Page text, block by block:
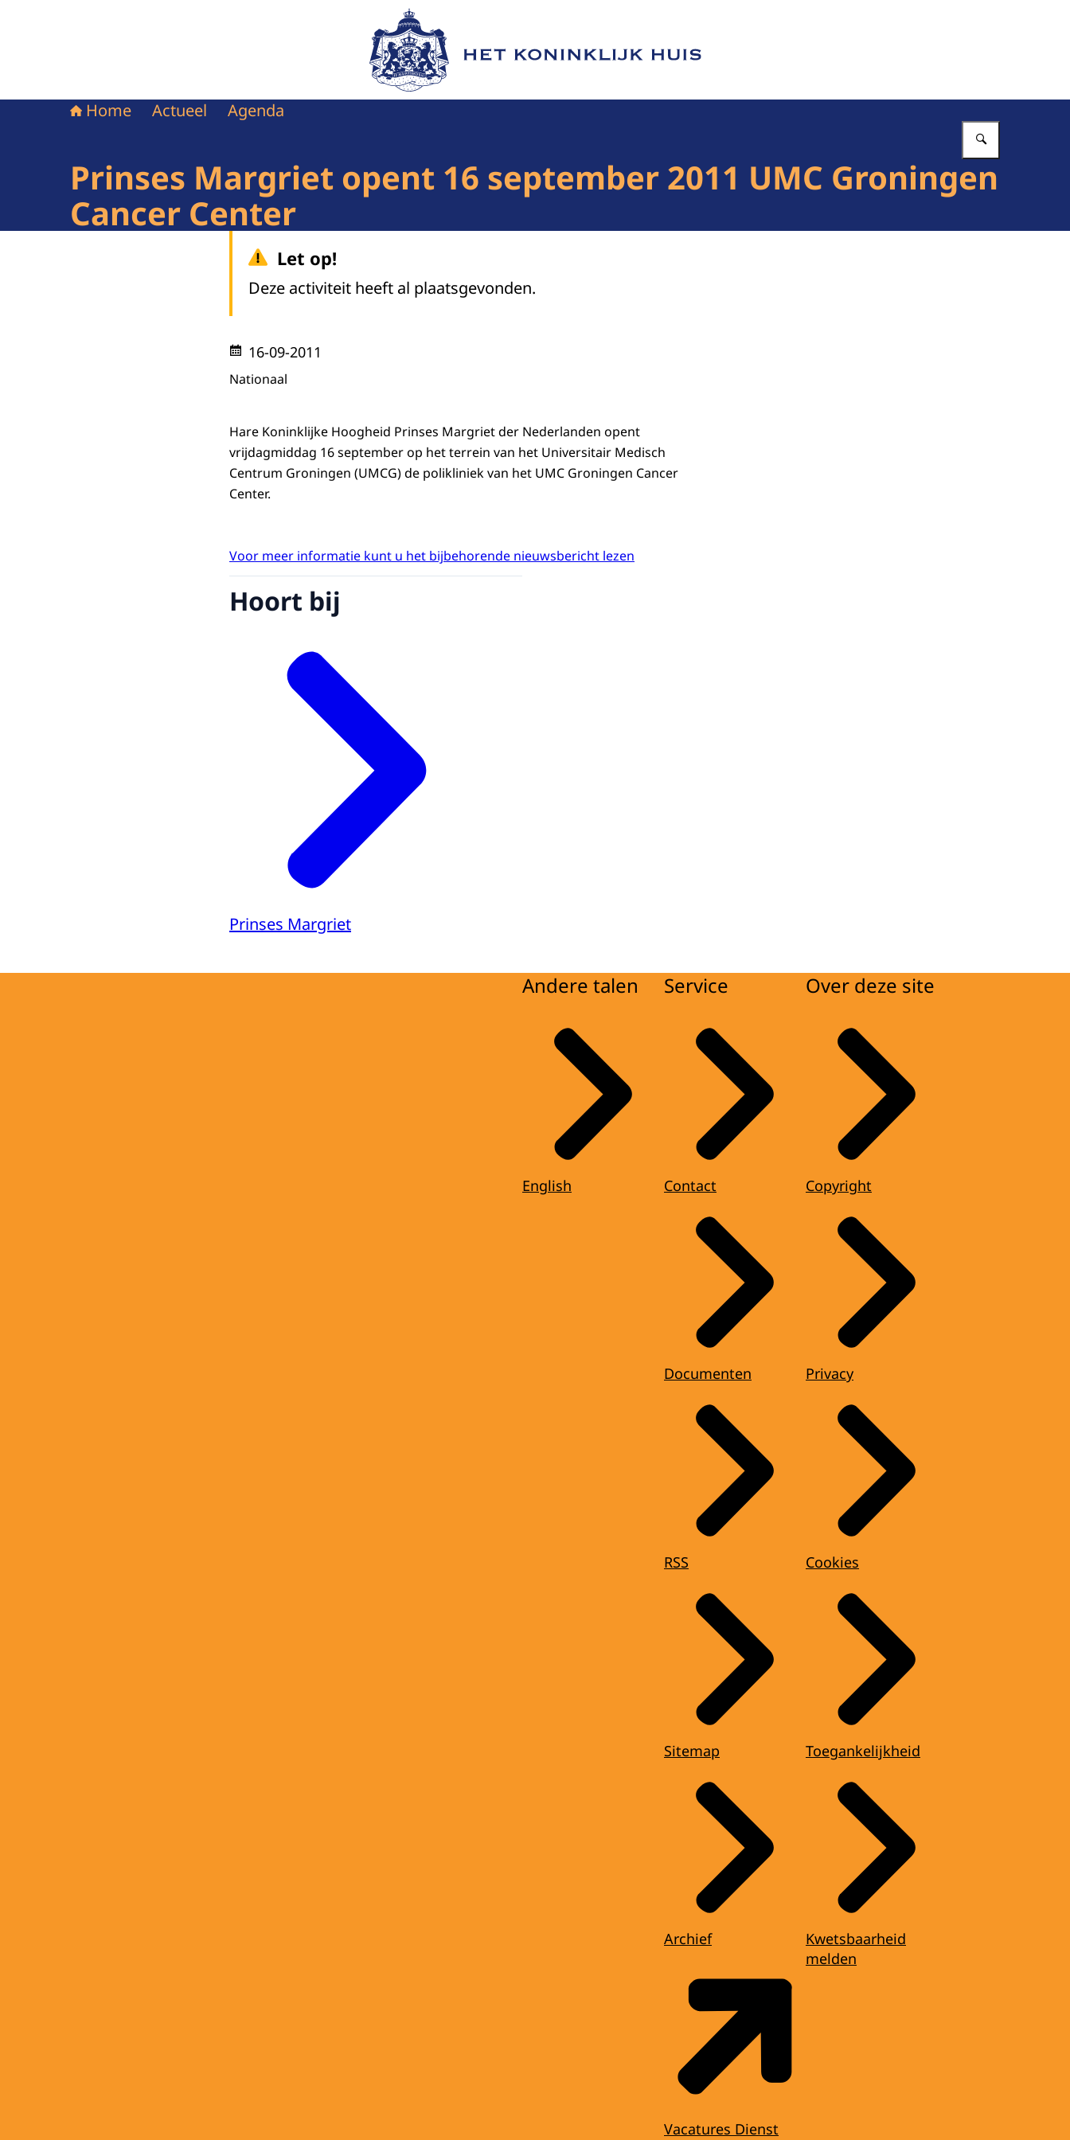
Naar de homepage van Het Koninklijk Huis
Home Actueel Agenda
Prinses Margriet opent 16 september 2011 UMC Groningen
Cancer Center
Let op!
Deze activiteit heeft al plaatsgevonden.
16-09-2011
Nationaal
Hare Koninklijke Hoogheid Prinses Margriet der Nederlanden opent
vrijdagmiddag 16 september op het terrein van het Universitair Medisch
Centrum Groningen (UMCG) de polikliniek van het UMC Groningen Cancer
Center.
Voor meer informatie kunt u het bijbehorende nieuwsbericht lezen
Hoort bij
Prinses Margriet
Andere talen
English
Service
Contact
Documenten
RSS
Sitemap
Archief
Vacatures Dienst
Over deze site
Copyright
Privacy
Cookies
Toegankelijkheid
Kwetsbaarheid
melden